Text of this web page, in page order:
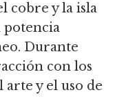
cobre y la isla
potencia
Durante
con los
arte y el uso de